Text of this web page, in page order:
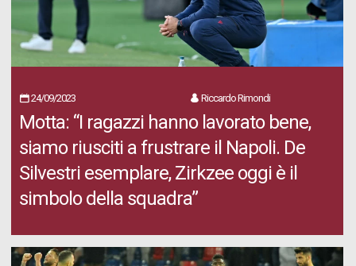
24/09/2023 Riccardo Rimondi
Motta: “I ragazzi hanno lavorato bene,
siamo riusciti a frustrare il Napoli. De
Silvestri esemplare, Zirkzee oggi è il
simbolo della squadra”